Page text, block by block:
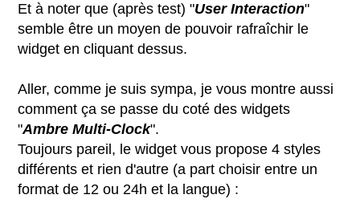
Et à noter que (après test) "User Interaction"
semble être un moyen de pouvoir rafraîchir le
widget en cliquant dessus.
Aller, comme je suis sympa, je vous montre aussi
comment ça se passe du coté des widgets
"Ambre Multi-Clock".
Toujours pareil, le widget vous propose 4 styles
différents et rien d'autre (a part choisir entre un
format de 12 ou 24h et la langue) :